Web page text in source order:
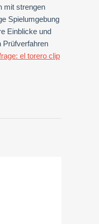
mit strengen
Spielumgebung
Einblicke und
Prüfverfahren
el torero clip